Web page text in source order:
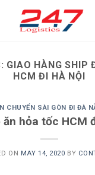
GIAO HÀNG SHIP
HCM ĐI HÀ NỘI
CHUYỂN SÀI GÒN ĐI ĐÀ
ăn hỏa tốc HCM
ON MAY 14, 2020 BY